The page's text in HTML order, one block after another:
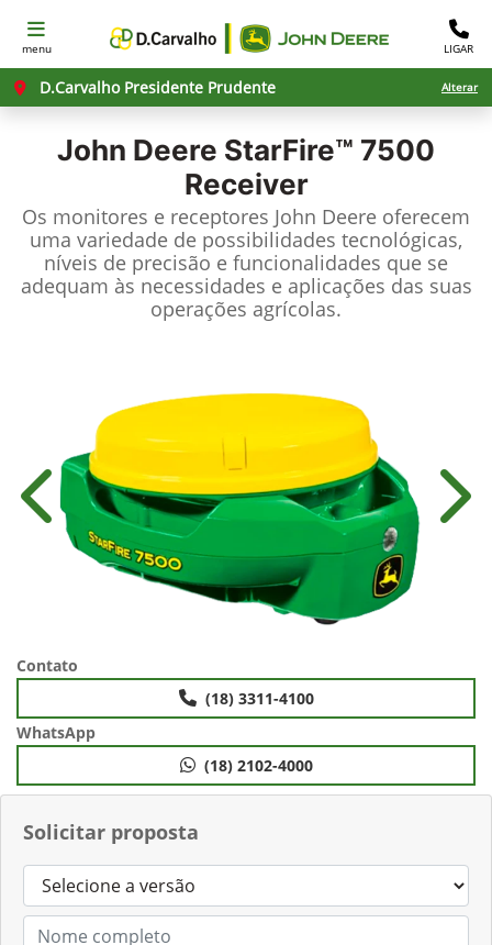
menu LIGAR
D.Carvalho Presidente Prudente Alterar
John Deere StarFire™ 7500
Receiver
Os monitores e receptores John Deere oferecem
uma variedade de possibilidades tecnológicas,
níveis de precisão e funcionalidades que se
adequam às necessidades e aplicações das suas
operações agrícolas.
Solicitar proposta
Anterior
Contato
(18) 3311-4100
WhatsApp
(18) 2102-4000